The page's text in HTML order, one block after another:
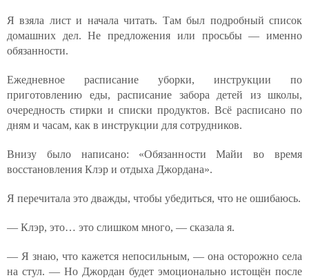
Я взяла лист и начала читать. Там был подробный список
домашних дел. Не предложения или просьбы — именно
обязанности.
Ежедневное расписание уборки, инструкции по
приготовлению еды, расписание забора детей из школы,
очередность стирки и списки продуктов. Всё расписано по
дням и часам, как в инструкции для сотрудников.
Внизу было написано: «Обязанности Майи во время
восстановления Клэр и отдыха Джордана».
Я перечитала это дважды, чтобы убедиться, что не ошибаюсь.
— Клэр, это… это слишком много, — сказала я.
— Я знаю, что кажется непосильным, — она осторожно села
на стул. — Но Джордан будет эмоционально истощён после